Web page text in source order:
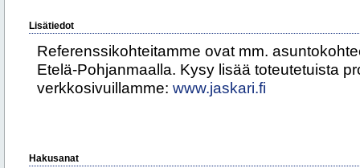
Lisätiedot
Referenssikohteitamme ovat mm.
Etelä-Pohjanmaalla. Kysy lisää toteutetuista
verkkosivuillamme: www.jaskari.fi
Hakusanat